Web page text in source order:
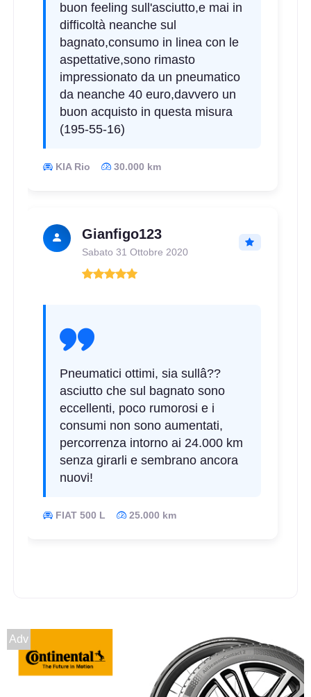
buon feeling sull'asciutto,e mai in
difficoltà neanche sul
bagnato,consumo in linea con le
aspettative,sono rimasto
impressionato da un pneumatico
da neanche 40 euro,davvero un
buon acquisto in questa misura
(195-55-16)
KIA Rio 30.000 km
Gianfigo123
Sabato 31 Ottobre 2020
Pneumatici ottimi, sia sullâ??
asciutto che sul bagnato sono
eccellenti, poco rumorosi e i
consumi non sono aumentati,
percorrenza intorno ai 24.000 km
senza girarli e sembrano ancora
nuovi!
FIAT 500 L 25.000 km
Adv